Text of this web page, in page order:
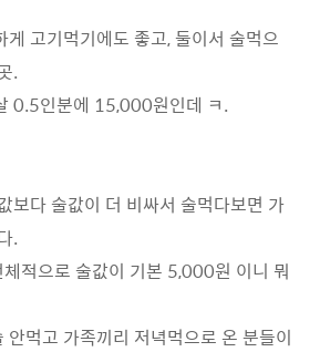
게 고기먹기에도 좋고, 둘이서 술먹으
.
0.5인분에 15,000원인데 ㅋ.
보다 술값이 더 비싸서 술먹다보면 가
.
적으로 술값이 기본 5,000원 이니 뭐
먹고 가족끼리 저녁먹으로 온 분들이